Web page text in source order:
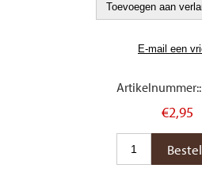
Artikelnummer::
€2,95